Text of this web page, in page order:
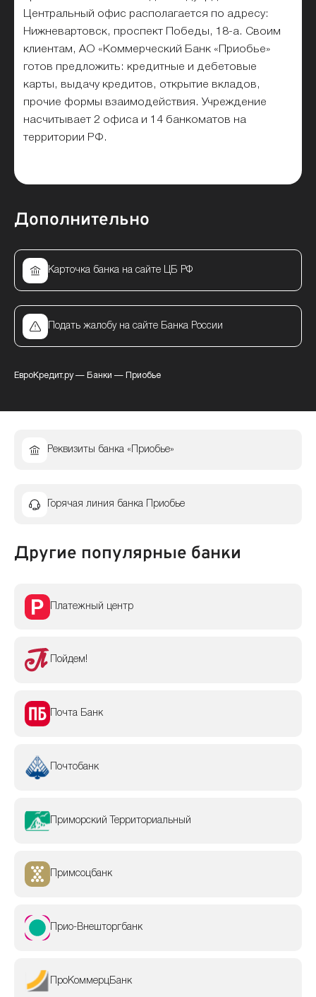
Центральный офис располагается по адресу:
Нижневартовск, проспект Победы, 18-а. Своим
клиентам, АО «Коммерческий Банк «Приобье»
готов предложить: кредитные и дебетовые
карты, выдачу кредитов, открытие вкладов,
прочие формы взаимодействия. Учреждение
насчитывает 2 офиса и 14 банкоматов на
территории РФ.
Дополнительно
Карточка банка на сайте ЦБ РФ
Подать жалобу на сайте Банка России
ЕвроКредит.ру— Банки — Приобье
Реквизиты банка «Приобье»
Горячая линия банка Приобье
Другие популярные банки
Платежный центр
Пойдем!
Почта Банк
Почтобанк
Приморский Территориальный
Примсоцбанк
Прио-Внешторгбанк
ПроКоммерцБанк